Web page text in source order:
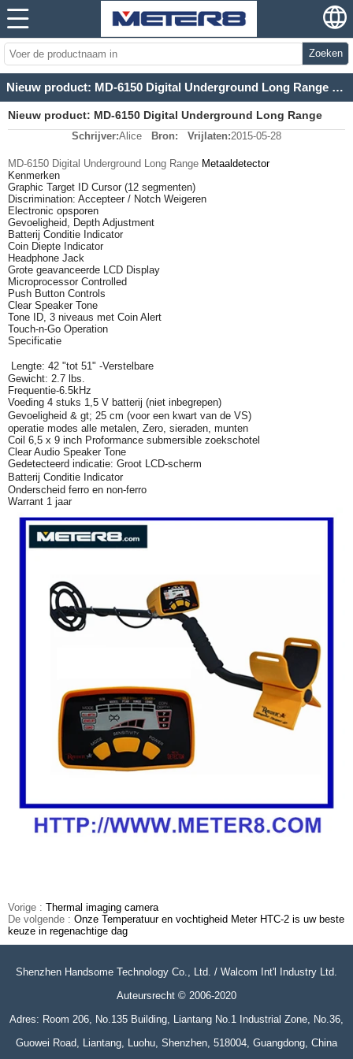
Zoeken
Nieuw product: MD-6150 Digital Underground Long Range Metal Detector
Nieuw product: MD-6150 Digital Underground Long Range
Metal Detector
Schrijver:Alice Bron: Vrijlaten:2015-05-28
MD-6150 Digital Underground Long Range Metaaldetector
Kenmerken
Graphic Target ID Cursor (12 segmenten)
Discrimination: Accepteer / Notch Weigeren
Electronic opsporen
Gevoeligheid, Depth Adjustment
Batterij Conditie Indicator
Coin Diepte Indicator
Headphone Jack
Grote geavanceerde LCD Display
Microprocessor Controlled
Push Button Controls
Clear Speaker Tone
Tone ID, 3 niveaus met Coin Alert
Touch-n-Go Operation
Specificatie
Lengte: 42 "tot 51" -Verstelbare
Gewicht: 2.7 lbs.
Frequentie-6.5kHz
Voeding 4 stuks 1,5 V batterij (niet inbegrepen)
Gevoeligheid & gt; 25 cm (voor een kwart van de VS)
operatie modes alle metalen, Zero, sieraden, munten
Coil 6,5 x 9 inch Proformance submersible zoekschotel
Clear Audio Speaker Tone
Gedetecteerd indicatie: Groot LCD-scherm
Batterij Conditie Indicator
Onderscheid ferro en non-ferro
Warrant 1 jaar
Vorige : Thermal imaging camera
De volgende : Onze Temperatuur en vochtigheid Meter HTC-2 is uw beste
keuze in regenachtige dag
Shenzhen Handsome Technology Co., Ltd. / Walcom Int'l Industry Ltd.
Auteursrecht © 2006-2020
Adres: Room 206, No.135 Building, Liantang No.1 Industrial Zone, No.36,
Guowei Road, Liantang, Luohu, Shenzhen, 518004, Guangdong, China